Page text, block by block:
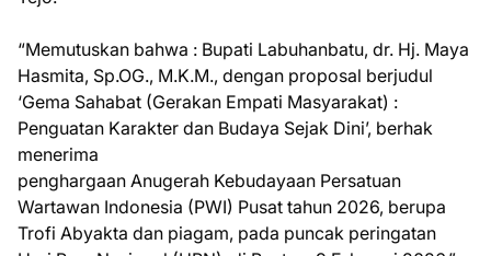
“Memutuskan bahwa : Bupati Labuhanbatu, dr. Hj. Maya
Hasmita, Sp.OG., M.K.M., dengan proposal berjudul
‘Gema Sahabat (Gerakan Empati Masyarakat) :
Penguatan Karakter dan Budaya Sejak Dini’, berhak
menerima
penghargaan Anugerah Kebudayaan Persatuan
Wartawan Indonesia (PWI) Pusat tahun 2026, berupa
Trofi Abyakta dan piagam, pada puncak peringatan